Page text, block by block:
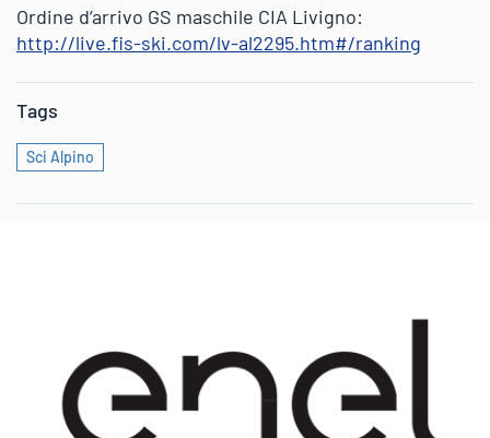
Ordine d’arrivo GS maschile CIA Livigno:
http://live.fis-ski.com/lv-al2295.htm#/ranking
Tags
Sci Alpino